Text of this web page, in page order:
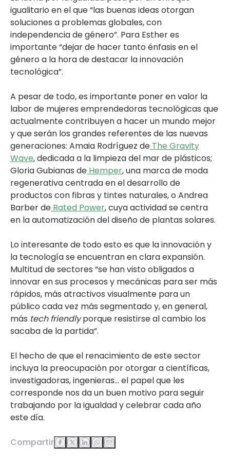
igualitario en el que “las buenas ideas otorgan
soluciones a problemas globales, con
independencia de género”. Para Esther es
importante “dejar de hacer tanto énfasis en el
género a la hora de destacar la innovación
tecnológica”.
A pesar de todo, es importante poner en valor la
labor de mujeres emprendedoras tecnológicas que
actualmente contribuyen a hacer un mundo mejor
y que serán los grandes referentes de las nuevas
generaciones: Amaia Rodríguez de The Gravity
Wave, dedicada a la limpieza del mar de plásticos;
Gloria Gubianas de Hemper, una marca de moda
regenerativa centrada en el desarrollo de
productos con fibras y tintes naturales,o Andrea
Barber de Rated Power, cuya actividad se centra
en la automatización del diseño de plantas solares.
Lo interesante de todo esto es que la innovación y
la tecnología se encuentran en clara expansión.
Multitud de sectores “se han visto obligados a
innovar en sus procesos y mecánicas para ser más
rápidos, más atractivos visualmente para un
público cada vez más segmentado y, en general,
más tech friendlyporque resistirse al cambio los
sacaba de la partida”.
El hecho de que el renacimiento de este sector
incluya la preocupación por otorgar a científicas,
investigadoras, ingenieras… el papel que les
corresponde nos da un buen motivo para seguir
trabajando por la igualdad y celebrar cada año
este día.
Compartir